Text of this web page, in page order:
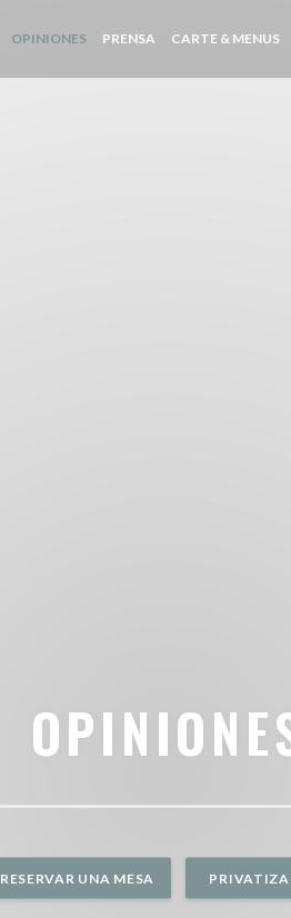
OPINIONES PRENSA CARTE & MENUS
RESERVAR UNA MESA